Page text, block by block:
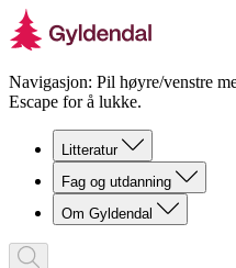
Navigasjon: Pil høyre/venstre
Escape for å lukke.
Litteratur
Fag og utdanning
Om Gyldendal